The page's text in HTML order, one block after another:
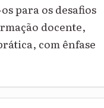
para os desafios
docente,
com ênfase